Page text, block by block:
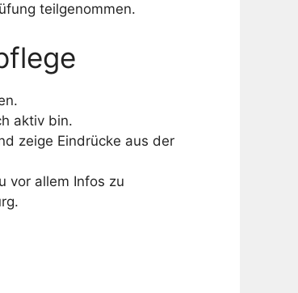
teilgenommen.
aktiv bin.
zeige Eindrücke aus der
vor allem Infos zu